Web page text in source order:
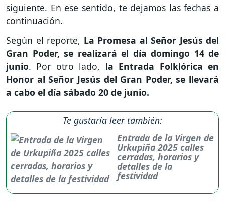
siguiente. En ese sentido, te dejamos las fechas a
continuación.
Según el reporte, La Promesa al Señor Jesús del
Gran Poder, se realizará el día domingo 14 de
junio. Por otro lado, la Entrada Folklórica en
Honor al Señor Jesús del Gran Poder, se llevará
a cabo el día sábado 20 de junio.
Te gustaría leer también:
Entrada de la Virgen de
Urkupiña 2025 calles
cerradas, horarios y
detalles de la
festividad